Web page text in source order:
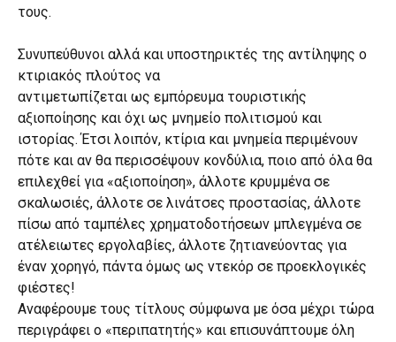
τους.
Συνυπεύθυνοι αλλά και υποστηρικτές της αντίληψης ο
κτιριακός πλούτος να
αντιμετωπίζεται ως εμπόρευμα τουριστικής
αξιοποίησης και όχι ως μνημείο πολιτισμού και
ιστορίας. Έτσι λοιπόν, κτίρια και μνημεία περιμένουν
πότε και αν θα περισσέψουν κονδύλια, ποιο από όλα θα
επιλεχθεί για «αξιοποίηση», άλλοτε κρυμμένα σε
σκαλωσιές, άλλοτε σε λινάτσες προστασίας, άλλοτε
πίσω από ταμπέλες χρηματοδοτήσεων μπλεγμένα σε
ατέλειωτες εργολαβίες, άλλοτε ζητιανεύοντας για
έναν χορηγό, πάντα όμως ως ντεκόρ σε προεκλογικές
φιέστες!
Αναφέρουμε τους τίτλους σύμφωνα με όσα μέχρι τώρα
περιγράφει ο «περιπατητής» και επισυνάπτουμε όλη